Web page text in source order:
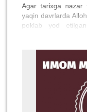
Agar tarixga nazar
yaqin davrlarda
poklab yod
turli buzuq
da'volaridan biri